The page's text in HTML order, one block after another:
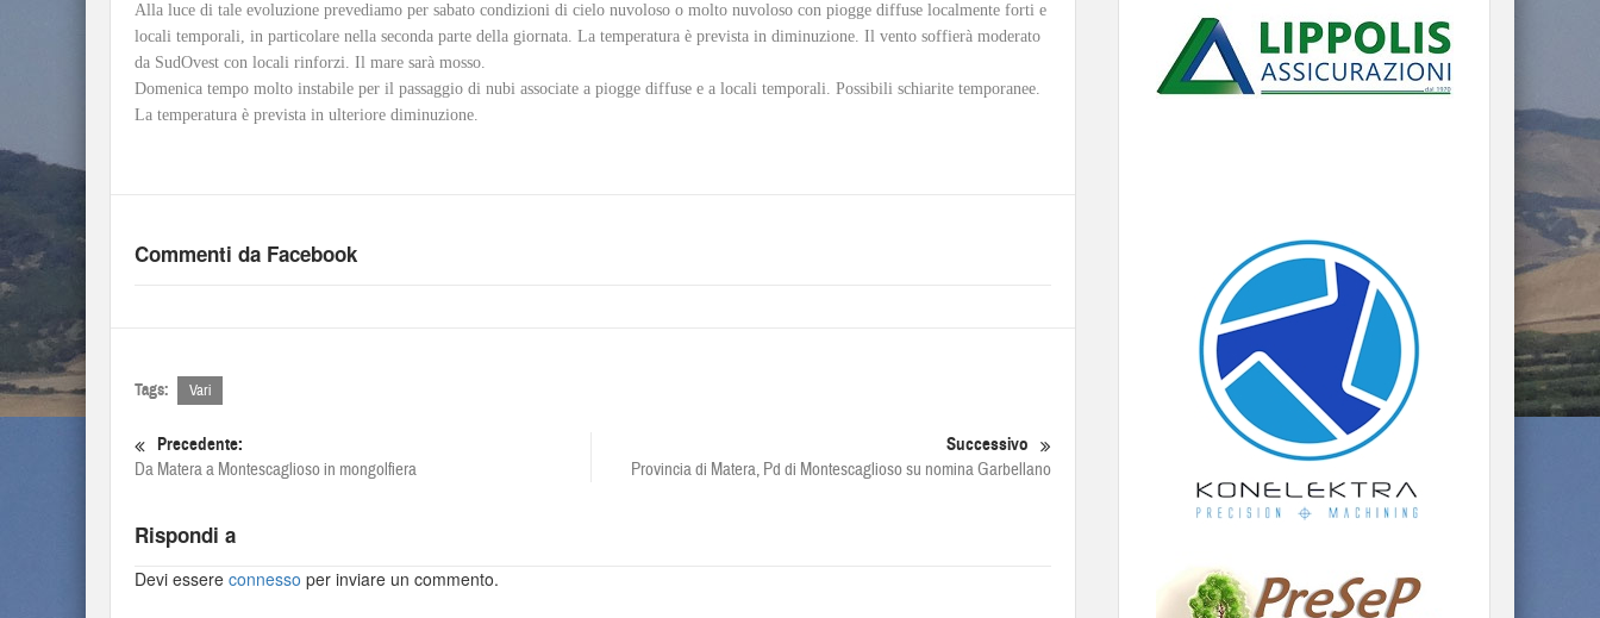
Alla luce di tale evoluzione prevediamo per sabato condizioni di cielo nuvoloso o molto nuvoloso con piogge diffuse localmente forti e
locali temporali, in particolare nella seconda parte della giornata. La temperatura è prevista in diminuzione. Il vento soffierà moderato
da SudOvest con locali rinforzi. Il mare sarà mosso.
Domenica tempo molto instabile per il passaggio di nubi associate a piogge diffuse e a locali temporali. Possibili schiarite temporanee.
La temperatura è prevista in ulteriore diminuzione.
Commenti da Facebook
Tags: Vari
Precedente:
Da Matera a Montescaglioso in mongolfiera
Successivo
Provincia di Matera, Pd di Montescaglioso su nomina Garbellano
Rispondi a
Devi essere connesso per inviare un commento.